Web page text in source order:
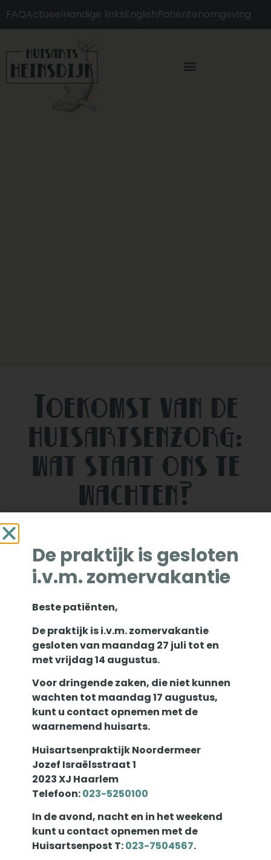
FAQActueelHandige linksEnglishPatiëntenomgeving
Toekomst van de
huisartsenzorg:
wat staat ons te
wachten?
mensen geen vaste huisarts, en het aantal
praktijkhoudende huisartsen blijft afnemen.
Hoe heeft het zover kunnen komen? Wat
er nodig om huisartsenzorg toegankelijk te
houden voor iedereen?
In deze video bespreken huisartsen Nanja en
huisartsenzorg voor staat én welke
oplossingen nodig zijn om goede zorg te
blijven bieden aan patiënten.
Bekijk de video hier ->
Gepubliceerd op24 januari 2025
De praktijk is gesloten
i.v.m. zomervakantie
Beste patiënten,
De praktijk is i.v.m. zomervakantie
gesloten van maandag 27 juli tot en
met vrijdag 14 augustus.
Voor dringende zaken, die niet kunnen
wachten tot maandag 17 augustus,
kunt u contact opnemen met de
waarnemend huisarts.
Huisartsenpraktijk Noordermeer
Jozef Israëlsstraat 1
2023 XJ Haarlem
Telefoon:023-5250100
In de avond, nacht en in het weekend
kunt u contact opnemen met de
Huisartsenpost T:023-7504567.